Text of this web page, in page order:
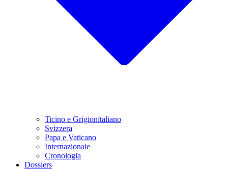
Ticino e Grigionitaliano
Svizzera
Papa e Vaticano
Internazionale
Cronologia
Dossiers